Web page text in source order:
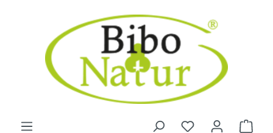
Zum Hauptinhalt springen